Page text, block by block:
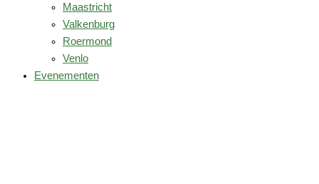
Maastricht
Valkenburg
Roermond
Venlo
Evenementen